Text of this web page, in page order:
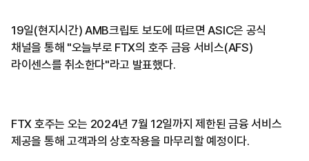
19일(현지시간) AMB크립토 보도에 따르면 ASIC은 공식
채널을 통해 "오늘부로 FTX의 호주 금융 서비스(AFS)
라이센스를 취소한다"라고 발표했다.
FTX 호주는 오는 2024년 7월 12일까지 제한된 금융 서비스
제공을 통해 고객과의 상호작용을 마무리할 예정이다.